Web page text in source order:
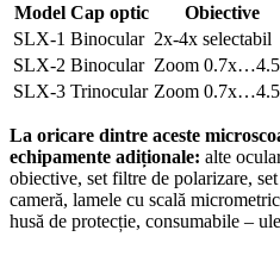
Model Cap optic
Obiective
SLX-1 Binocular 2x-4x selectabil
SLX-2 Binocular Zoom
SLX-3 Trinocular Zoom
La oricare dintre aceste
echipamente adiționale: alte
obiective, set filtre de polarizare,
cameră, lamele cu scală
husă de protecție, consumabile –